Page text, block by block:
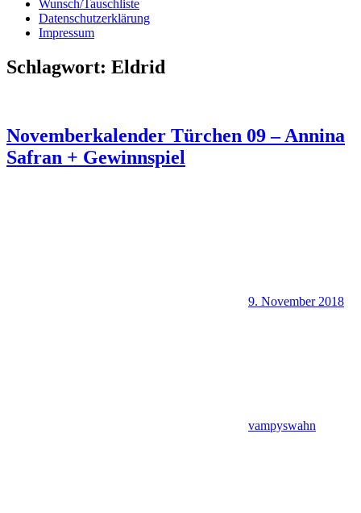
Wunsch/Tauschliste
Datenschutzerklärung
Impressum
Schlagwort: Eldrid
Novemberkalender Türchen 09 – Annina
Safran + Gewinnspiel
9. November 2018
vampyswahn